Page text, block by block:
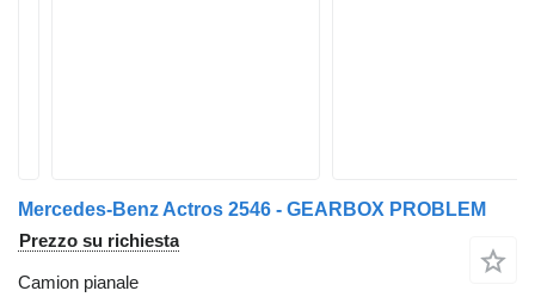
Mercedes-Benz Actros 2546 - GEARBOX PROBLEM
Prezzo su richiesta
Camion pianale